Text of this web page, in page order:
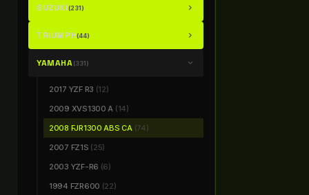
SUZUKI(231) chevron_right
TRIUMPH(44) chevron_right
YAMAHA(331) chevron_right
2017 YZF R3 (12)
2009 XVS1300 A (14)
2008 FJR1300 ABS CA (74)
2007 FZ1S (25)
2003 YZF-R6 (6)
1994 FZR600 (22)